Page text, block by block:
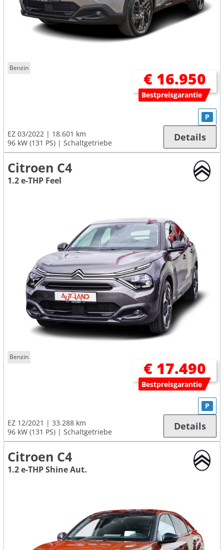
Benzin
€ 16.950
Bestpreisgarantie
EZ 03/2022
18.601 km
96 kW (131 PS)
Schaltgetriebe
P
Details
Citroen C4
1.2 e-THP Feel
Benzin
€ 17.490
Bestpreisgarantie
EZ 12/2021
33.288 km
96 kW (131 PS)
Schaltgetriebe
P
Details
Citroen C4
1.2 e-THP Shine Aut.